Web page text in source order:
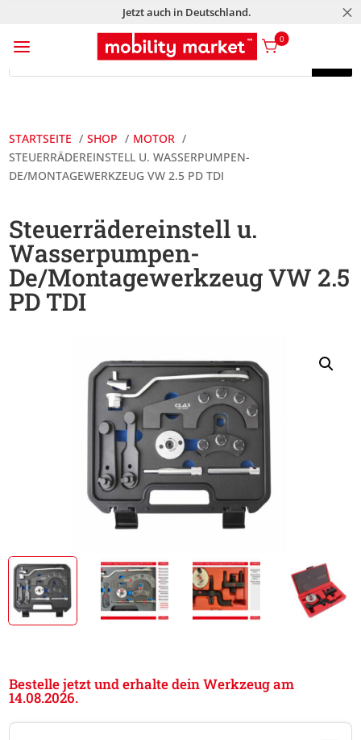
Jetzt auch in Deutschland. M
a 0
Products
Products
STARTSEITE SHOP
MOTOR
STEUERRÄDEREINSTELL U. WASSERPUMPEN-
DE/MONTAGEWERKZEUG VW 2.5 PD TDI
Steuerrädereinstell u.
Wasserpumpen-
De/Montagewerkzeug VW 2.5
PD TDI
Bestelle jetzt und erhalte dein Werkzeug am
14.08.2026.